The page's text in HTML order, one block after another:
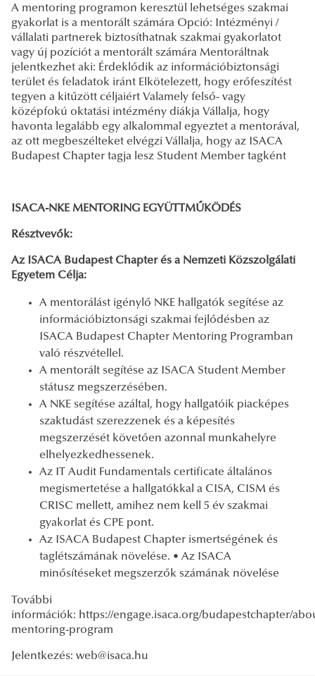
A mentoring programon keresztül lehetséges szakmai
gyakorlat is a mentorált számára Opció: Intézményi /
vállalati partnerek biztosíthatnak szakmai gyakorlatot
vagy új pozíciót a mentorált számára Mentoráltnak
jelentkezhet aki: Érdeklődik az információbiztonsági
terület és feladatok iránt Elkötelezett, hogy erőfeszítést
tegyen a kitűzött céljaiért Valamely felső- vagy
középfokú oktatási intézmény diákja Vállalja, hogy
havonta legalább egy alkalommal egyeztet a mentorával,
az ott megbeszélteket elvégzi Vállalja, hogy az ISACA
Budapest Chapter tagja lesz Student Member tagként
ISACA-NKE MENTORING EGYÜTTMŰKÖDÉS
Résztvevők:
Az ISACA Budapest Chapter és a Nemzeti Közszolgálati
Egyetem Célja:
A mentorálást igénylő NKE hallgatók segítése az
információbiztonsági szakmai fejlődésben az
ISACA Budapest Chapter Mentoring Programban
való részvétellel.
A mentorált segítése az ISACA Student Member
státusz megszerzésében.
A NKE segítése azáltal, hogy hallgatóik piacképes
szaktudást szerezzenek és a képesítés
megszerzését követően azonnal munkahelyre
elhelyezkedhessenek.
Az IT Audit Fundamentals certificate általános
megismertetése a hallgatókkal a CISA, CISM és
CRISC mellett, amihez nem kell 5 év szakmai
gyakorlat és CPE pont.
Az ISACA Budapest Chapter ismertségének és
taglétszámának növelése. • Az ISACA
minősítéseket megszerzők számának növelése
További
információk: https://engage.isaca.org/budapestchapter/
mentoring-program
Jelentkezés: web@isaca.hu